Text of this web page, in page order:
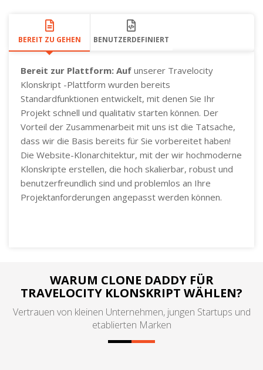
BEREIT ZU GEHEN BENUTZERDEFINIERT
Bereit zur Plattform: Auf unserer Travelocity
Klonskript -Plattform wurden bereits
Standardfunktionen entwickelt, mit denen Sie Ihr
Projekt schnell und qualitativ starten können. Der
Vorteil der Zusammenarbeit mit uns ist die Tatsache,
dass wir die Basis bereits für Sie vorbereitet haben!
Die Website-Klonarchitektur, mit der wir hochmoderne
Klonskripte erstellen, die hoch skalierbar, robust und
benutzerfreundlich sind und problemlos an Ihre
Projektanforderungen angepasst werden können.
WARUM CLONE DADDY FÜR
TRAVELOCITY KLONSKRIPT WÄHLEN?
Vertrauen von kleinen Unternehmen, jungen Startups und
etablierten Marken